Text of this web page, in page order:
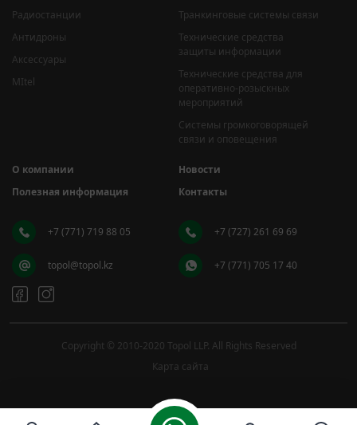
Радиостанции
Антидроны
Аксессуары
MItel
Транкинговые системы связи
Технические средства
защиты информации
Технические средства для
оперативно-розыскных
мероприятий
Системы громкоговорящей
связи и оповещения
О компании
Новости
Полезная информация
Контакты
+7 (771) 719 88 05 +7 (727) 261 69 69
topol@topol.kz +7 (771) 705 17 40
Copyright © 2010-2020 Topol LLP. All Rights Reserved
Карта сайта